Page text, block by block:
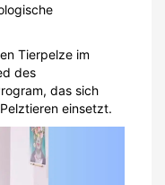
Tierpelze im
des
das sich
einsetzt.